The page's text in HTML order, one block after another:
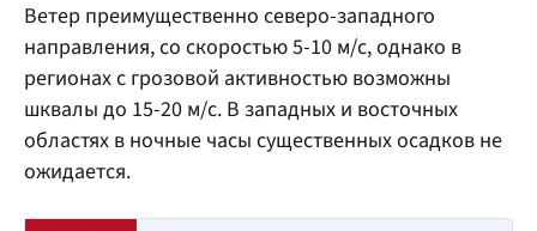
Ветер преимущественно северо-западного
направления, со скоростью 5-10 м/с, однако в
регионах с грозовой активностью возможны
шквалы до 15-20 м/с. В западных и восточных
областях в ночные часы существенных осадков не
ожидается.